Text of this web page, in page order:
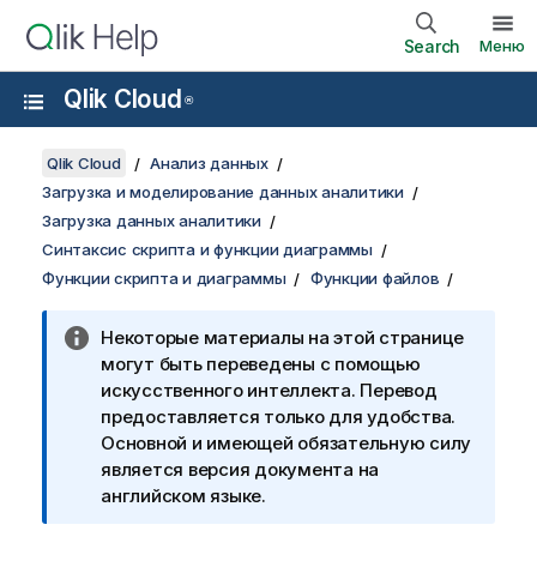
Search Меню
Qlik Cloud ®
Qlik Cloud
Анализ данных
Загрузка и моделирование данных аналитики
Загрузка данных аналитики
Синтаксис скрипта и функции диаграммы
Функции скрипта и диаграммы
Функции файлов
Некоторые материалы на этой странице
могут быть переведены с помощью
искусственного интеллекта. Перевод
предоставляется только для удобства.
Основной и имеющей обязательную силу
является версия документа на
английском языке.